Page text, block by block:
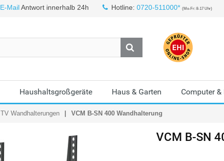
E-MailAntwort innerhalb 24h Hotline: 0720-511000* (Mo-Fr: 8-17 Uhr)
Haushaltsgroßgeräte Haus & Garten Computer &
TV Wandhalterungen VCM B-SN 400 Wandhalterung
VCM B-SN